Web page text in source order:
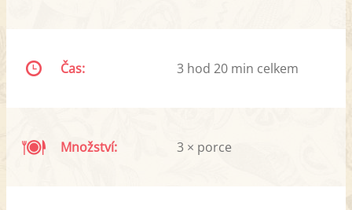
Čas: 3 hod 20 min celkem
Množství: 3 × porce